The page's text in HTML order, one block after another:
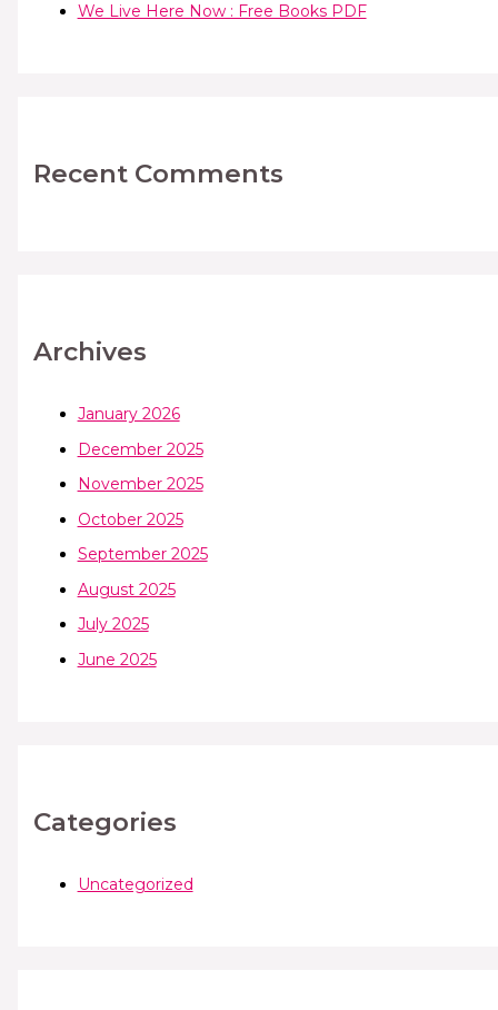
We Live Here Now : Free Books PDF
Recent Comments
Archives
January 2026
December 2025
November 2025
October 2025
September 2025
August 2025
July 2025
June 2025
Categories
Uncategorized